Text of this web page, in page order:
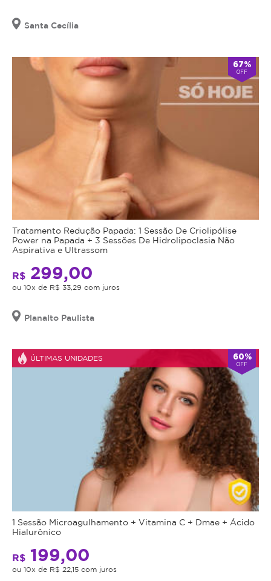
Santa Cecília
67%
OFF
Tratamento Redução Papada: 1 Sessão De Criolipólise
Power na Papada + 3 Sessões De Hidrolipoclasia Não
Aspirativa e Ultrassom
R$ 299,00
ou 10x de R$ 33,29 com juros
Planalto Paulista
ÚLTIMAS UNIDADES 60%
OFF
1 Sessão Microagulhamento + Vitamina C + Dmae + Ácido
Hialurônico
R$ 199,00
ou 10x de R$ 22,15 com juros